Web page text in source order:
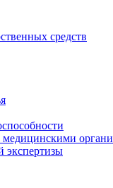
средств
медицинскими
экспертизы